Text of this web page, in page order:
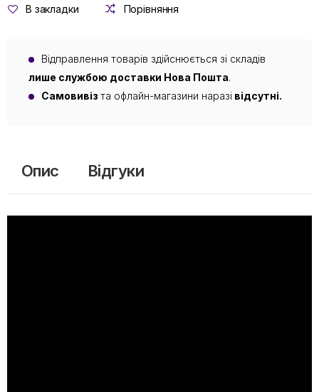
В закладки Порівняння
Відправлення товарів здійснюється зі складів
лише службою доставки Нова Пошта.
Самовивіз та офлайн-магазини наразі відсутні.
Опис Відгуки